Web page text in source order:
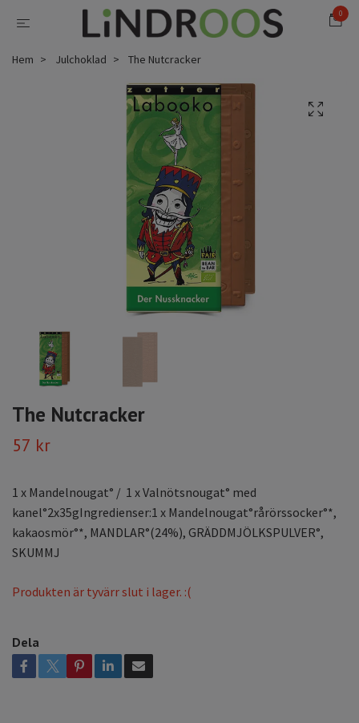
0
Hem Julchoklad The Nutcracker
The Nutcracker
57 kr
1 x Mandelnougat° / 1 x Valnötsnougat° med
kanel°2x35gIngredienser:1 x Mandelnougat°rårörssocker°*,
kakaosmör°*, MANDLAR°(24%), GRÄDDMJÖLKSPULVER°,
SKUMMJ
Produkten är tyvärr slut i lager. :(
Dela